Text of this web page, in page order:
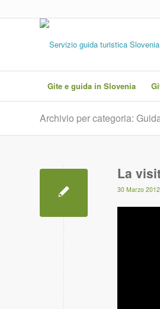
Gite e guida in Slovenia
Archivio per categoria:
La
30 Marzo 2012